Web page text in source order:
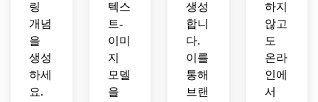
링
개념
을
생성
하세
요.
텍스
트-
이미
지
모델
을
생성
합니
다.
이를
통해
브랜
하지
않고
도
온라
인에
서